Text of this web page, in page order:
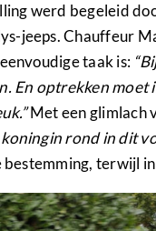
werd begeleid
jeeps. Chauffeur
taak is:
En optrekken
Met een glimlach
rond in dit
terwijl